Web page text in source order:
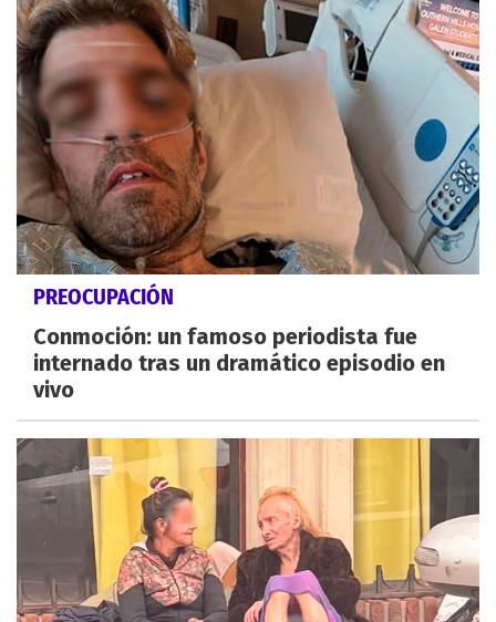
PREOCUPACIÓN
Conmoción: un famoso periodista fue
internado tras un dramático episodio en
vivo